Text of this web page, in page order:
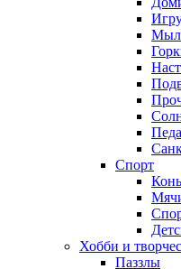
Спорт
Хобби и
Паззлы